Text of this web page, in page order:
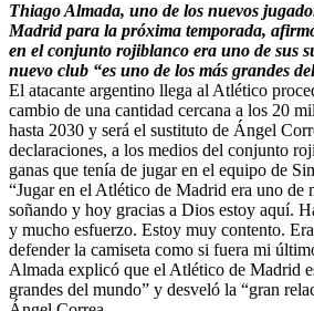
Thiago Almada, uno de los nuevos
Madrid para la próxima temporada,
en el conjunto rojiblanco era uno de sus
nuevo club “es uno de los más grandes
El atacante argentino llega al Atlético
cambio de una cantidad cercana a los 20
hasta 2030 y será el sustituto de Ángel
declaraciones, a los medios del conjunto
ganas que tenía de jugar en el equipo de
“Jugar en el Atlético de Madrid era uno de
soñando y hoy gracias a Dios estoy aquí.
y mucho esfuerzo. Estoy muy contento.
defender la camiseta como si fuera mi
Almada explicó que el Atlético de Madrid
grandes del mundo” y desveló la “gran